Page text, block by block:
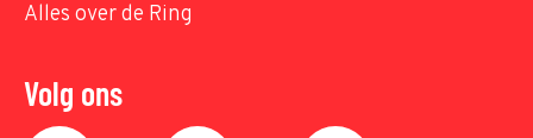
Alles over de Ring
Volg ons